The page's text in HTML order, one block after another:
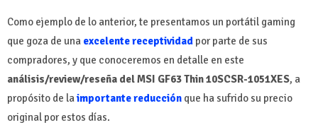
Como ejemplo de lo anterior, te presentamos un portátil gaming
que goza de una excelente receptividad por parte de sus
compradores, y que conoceremos en detalle en este
análisis/review/reseña del MSI GF63 Thin 10SCSR-1051XES, a
propósito de laimportante reducción que ha sufrido su precio
original por estos días.